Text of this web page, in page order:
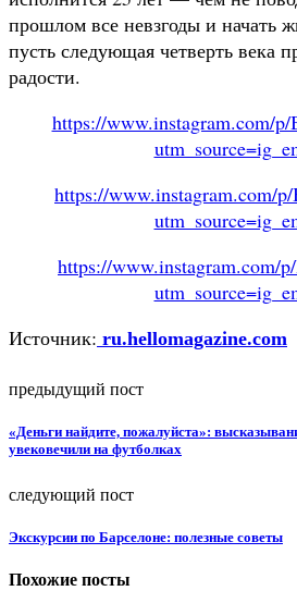
прошлом все невзгоды и начать
пусть следующая четверть века
радости.
https://www.instagram.com/
https://www.instagram.com/
https://www.instagram.com/
Источник: ru.hellomagazine.com
предыдущий пост
«Деньги найдите, пожалуйста»:
увековечили на футболках
следующий пост
Экскурсии по Барселоне: полезные советы
Похожие посты